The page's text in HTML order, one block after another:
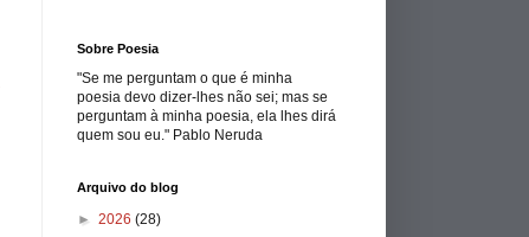
Sobre Poesia
"Se me perguntam o que é minha
poesia devo dizer-lhes não sei; mas se
perguntam à minha poesia, ela lhes dirá
quem sou eu." Pablo Neruda
Arquivo do blog
► 2026 (28)